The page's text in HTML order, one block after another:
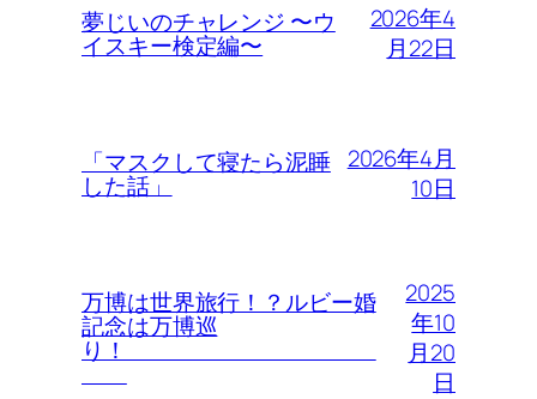
夢じいのチャレンジ 〜ウ
イスキー検定編〜
2026年4
月22日
「マスクして寝たら泥睡
した話」
2026年4月
10日
万博は世界旅行！？ルビー婚
記念は万博巡
り！
2025
年10
月20
日